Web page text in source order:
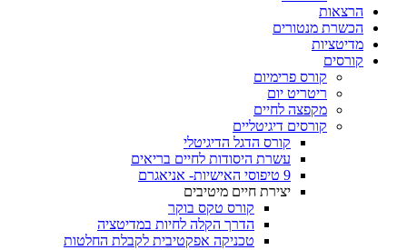
הרצאות
הכשרת מנטורים
מדיטציות
קורסים
קורס פרימיום
ריטריט יום
מקפצה לחיים
קורסים דיגיטליים
קורס הדגל הדיגיטלי
עשרת היסודות לחיים בריאים
9 טיפוסי האישיות- אניאגרם
יצירת חיים מיטיבים
קורס טקס בוקר
הדרך הקלה לחיות במדיטציה
טכניקה אפקטיבית לקבלת החלטות